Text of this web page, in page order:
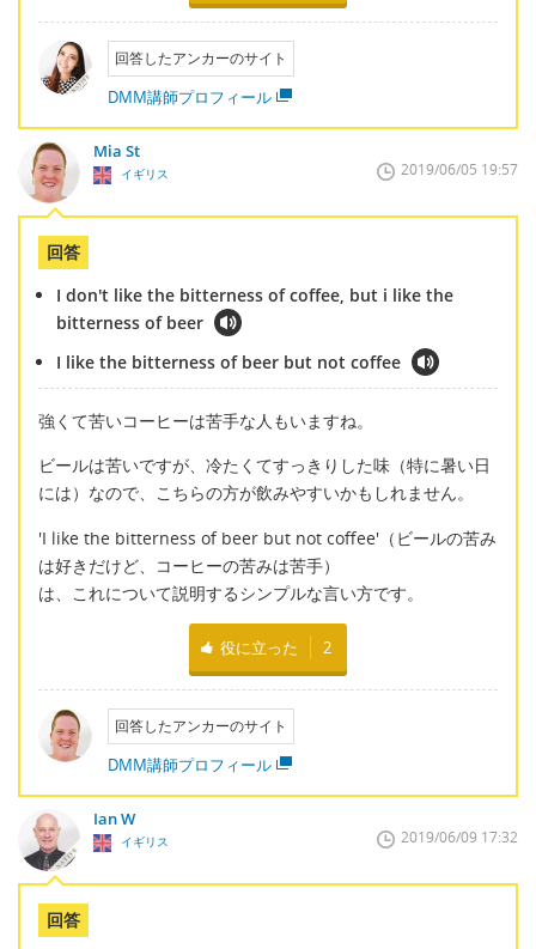
回答したアンカーのサイト
DMM講師プロフィール
Mia St
イギリス 2019/06/05 19:57
回答
I don't like the bitterness of coffee, but i like the
bitterness of beer
I like the bitterness of beer but not coffee
強くて苦いコーヒーは苦手な人もいますね。
ビールは苦いですが、冷たくてすっきりした味（特に暑い日
には）なので、こちらの方が飲みやすいかもしれません。
'I like the bitterness of beer but not coffee'（ビールの苦み
は好きだけど、コーヒーの苦みは苦手）
は、これについて説明するシンプルな言い方です。
役に立った 2
回答したアンカーのサイト
DMM講師プロフィール
Ian W
イギリス 2019/06/09 17:32
回答